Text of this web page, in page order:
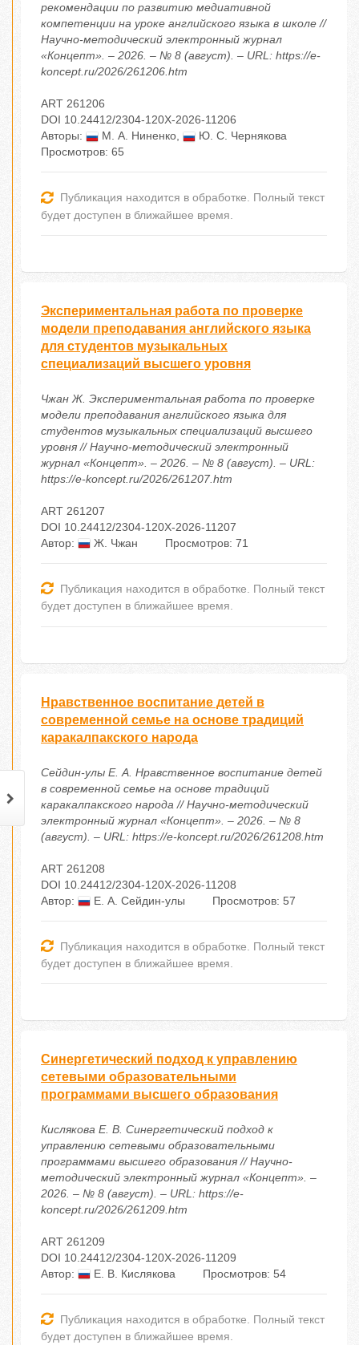
рекомендации по развитию медиативной
компетенции на уроке английского языка в школе //
Научно-методический электронный журнал
«Концепт». – 2026. – № 8 (август). – URL: https://e-
koncept.ru/2026/261206.htm
ART 261206
DOI 10.24412/2304-120X-2026-11206
Авторы:
М. А. Ниненко,
Ю. С. Чернякова
Просмотров: 65
Публикация находится в обработке. Полный текст
будет доступен в ближайшее время.
Экспериментальная работа по проверке
модели преподавания английского языка
для студентов музыкальных
специализаций высшего уровня
Чжан Ж. Экспериментальная работа по проверке
модели преподавания английского языка для
студентов музыкальных специализаций высшего
уровня // Научно-методический электронный
журнал «Концепт». – 2026. – № 8 (август). – URL:
https://e-koncept.ru/2026/261207.htm
ART 261207
DOI 10.24412/2304-120X-2026-11207
Автор:
Ж. Чжан Просмотров: 71
Публикация находится в обработке. Полный текст
будет доступен в ближайшее время.
Нравственное воспитание детей в
современной семье на основе традиций
каракалпакского народа
Сейдин-улы Е. А. Нравственное воспитание детей
в современной семье на основе традиций
каракалпакского народа // Научно-методический
электронный журнал «Концепт». – 2026. – № 8
(август). – URL: https://e-koncept.ru/2026/261208.htm
ART 261208
DOI 10.24412/2304-120X-2026-11208
Автор:
Е. А. Сейдин-улы Просмотров: 57
Публикация находится в обработке. Полный текст
будет доступен в ближайшее время.
Синергетический подход к управлению
сетевыми образовательными
программами высшего образования
Кислякова Е. В. Синергетический подход к
управлению сетевыми образовательными
программами высшего образования // Научно-
методический электронный журнал «Концепт». –
2026. – № 8 (август). – URL: https://e-
koncept.ru/2026/261209.htm
ART 261209
DOI 10.24412/2304-120X-2026-11209
Автор:
Е. В. Кислякова Просмотров: 54
Публикация находится в обработке. Полный текст
будет доступен в ближайшее время.